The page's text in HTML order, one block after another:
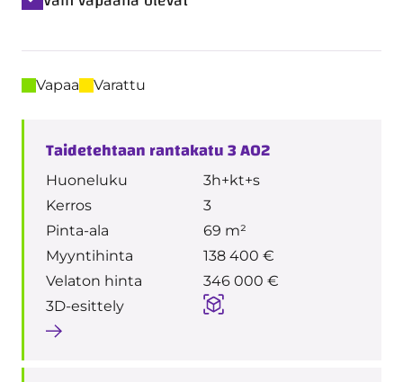
Vapaa Varattu
Taidetehtaan rantakatu 3 A02
Huoneluku
3h+kt+s
Kerros
3
Pinta-ala
69 m²
Myyntihinta
138 400 €
Velaton hinta
346 000 €
3D-esittely